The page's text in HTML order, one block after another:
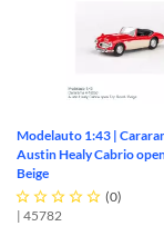
Modelauto 1:43 |
Austin Healy Cabrio
Beige
     (0)
| 45782